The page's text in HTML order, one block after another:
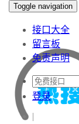
Toggle navigation
接口大全
留言板
免责声明
登录
|